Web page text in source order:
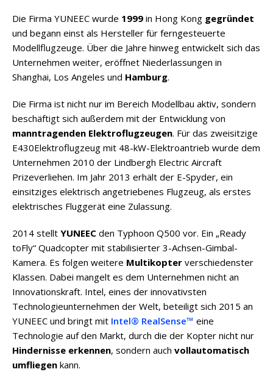
Die Firma YUNEEC wurde 1999 in Hong Kong gegründet
und begann einst als Hersteller für ferngesteuerte
Modellflugzeuge. Über die Jahre hinweg entwickelt sich das
Unternehmen weiter, eröffnet Niederlassungen in
Shanghai, Los Angeles und Hamburg.
Die Firma ist nicht nur im Bereich Modellbau aktiv, sondern
beschäftigt sich außerdem mit der Entwicklung von
manntragenden Elektroflugzeugen. Für das zweisitzige
E430Elektroflugzeug mit 48-kW-Elektroantrieb wurde dem
Unternehmen 2010 der Lindbergh Electric Aircraft
Prizeverliehen. Im Jahr 2013 erhält der E-Spyder, ein
einsitziges elektrisch angetriebenes Flugzeug, als erstes
elektrisches Fluggerät eine Zulassung.
2014 stellt YUNEEC den Typhoon Q500 vor. Ein „Ready
toFly“ Quadcopter mit stabilisierter 3-Achsen-Gimbal-
Kamera. Es folgen weitere Multikopter verschiedenster
Klassen. Dabei mangelt es dem Unternehmen nicht an
Innovationskraft. Intel, eines der innovativsten
Technologieunternehmen der Welt, beteiligt sich 2015 an
YUNEEC und bringt mit Intel® RealSense™ eine
Technologie auf den Markt, durch die der Kopter nicht nur
Hindernisse erkennen, sondern auch vollautomatisch
umfliegen kann.